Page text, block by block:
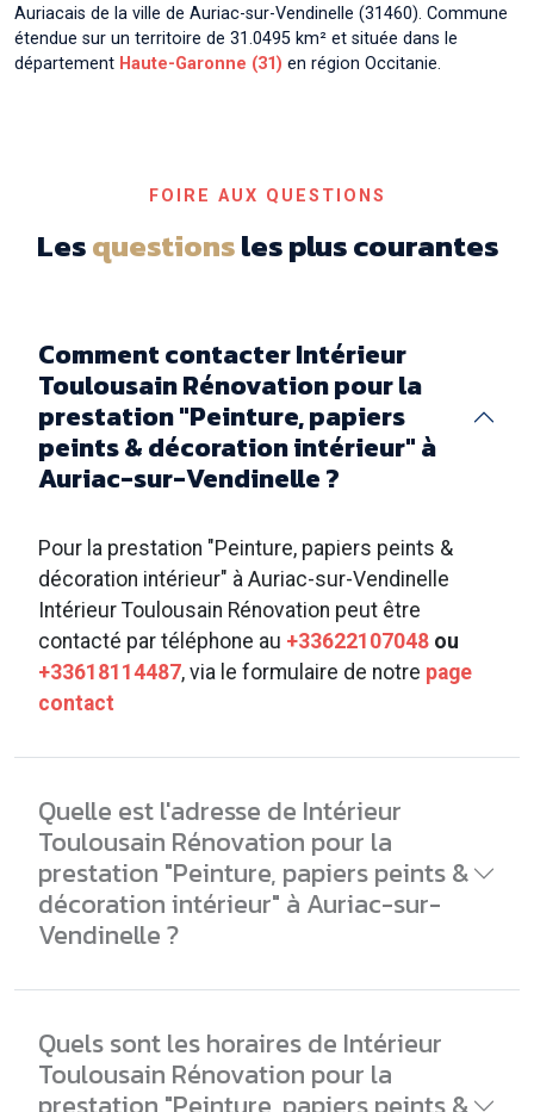
Auriacais de la ville de Auriac-sur-Vendinelle (31460). Commune
étendue sur un territoire de 31.0495 km² et située dans le
département Haute-Garonne (31) en région Occitanie.
FOIRE AUX QUESTIONS
Lesquestionsles plus courantes
Comment contacter Intérieur
Toulousain Rénovation pour la
prestation "Peinture, papiers
peints & décoration intérieur" à
Auriac-sur-Vendinelle ?
Pour la prestation "Peinture, papiers peints &
décoration intérieur" à Auriac-sur-Vendinelle
Intérieur Toulousain Rénovation peut être
contacté par téléphone au +33622107048 ou
+33618114487, via le formulaire de notre page
contact
Quelle est l'adresse de Intérieur
Toulousain Rénovation pour la
prestation "Peinture, papiers peints &
décoration intérieur" à Auriac-sur-
Vendinelle ?
Quels sont les horaires de Intérieur
Toulousain Rénovation pour la